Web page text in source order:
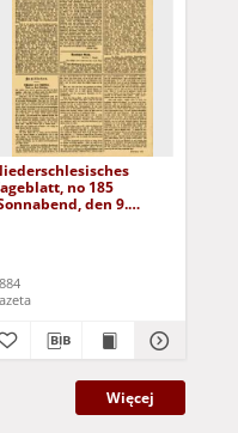
no 185
den 9.
Więcej